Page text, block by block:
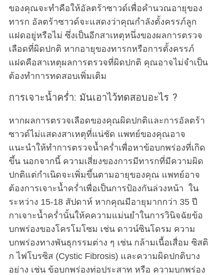
ของคุณจะทำคือให้อัลตร้าซาวด์เพื่อคำนวณอายุของ
ทารก อัลตร้าซาวด์จะแสดงว่าคุณกำลังตั้งครรภ์ลูก
แฝดอยู่หรือไม่ ซึ่งเป็นอีกสาเหตุหนึ่งของผลการตรวจ
เลือดที่ผิดปกติ หากอายุของทารกหรือการตั้งครรภ์
แฝดคือสาเหตุผลการตรวจที่ผิดปกติ คุณอาจไม่จำเป็น
ต้องทำการทดสอบเพิ่มเติม
การเจาะน้ำคร่ำ: มันเอาไว้ทดสอบอะไร ?
หากผลการตรวจเลือดของคุณผิดปกติและการอัลตร้า
ซาวด์ไม่แสดงสาเหตุที่แน่ชัด แพทย์ของคุณอาจ
แนะนำให้ทำการตรวจน้ำคร่ำเพื่อหาข้อบกพร่องที่เกิด
ขึ้น นอกจากนี้ ความเสี่ยงของการมีทารกที่มีความผิด
ปกติแต่กำเนิดจะเพิ่มขึ้นตามอายุของคุณ แพทย์อาจ
ต้องการเจาะน้ำคร่ำเพื่อเป็นการป้องกันล่วงหน้า ใน
ระหว่าง 15-18 สัปดาห์ หากคุณมีอายุมากกว่า 35 ปี
กาเจาะน้ำคร่ำนั้นให้คความแม่นยำในการวินิจฉัยข้อ
บกพร่องของโครโมโซม เช่น ดาวน์ซินโดรม ความ
บกพร่องทางพันธุกรรมต่าง ๆ เช่น กล้ามเนื้อเสื่อม ซิสติ
ก ไฟโบรซิส (Cystic Fibrosis) และความผิดปกติบาง
อย่าง เช่น ข้อบกพร่องท่อประสาท หรือ ความบกพร่อง